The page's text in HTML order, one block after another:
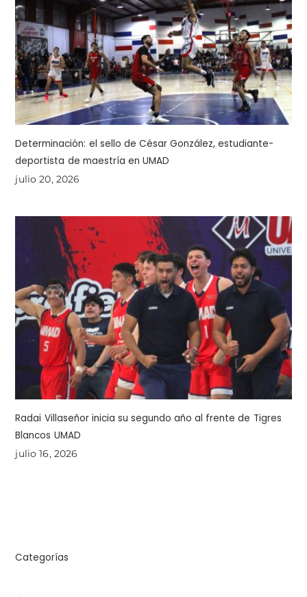
Determinación: el sello de César González, estudiante-
deportista de maestría en UMAD
julio 20, 2026
Radai Villaseñor inicia su segundo año al frente de Tigres
Blancos UMAD
julio 16, 2026
Categorías